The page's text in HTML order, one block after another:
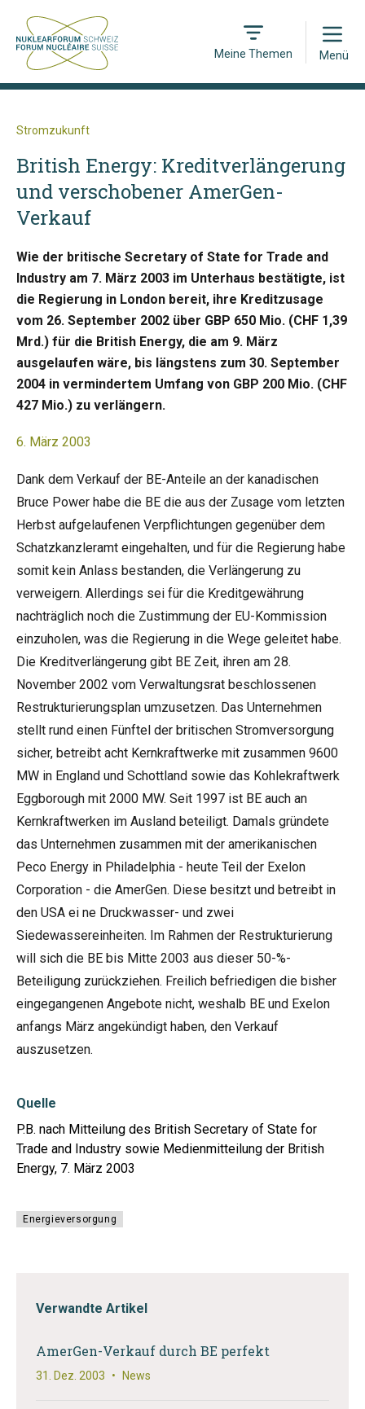
Meine Themen
Open
Menü
Stromzukunft
British Energy: Kreditverlängerung
und verschobener AmerGen-
Verkauf
Wie der britische Secretary of State for Trade and
Industry am 7. März 2003 im Unterhaus bestätigte, ist
die Regierung in London bereit, ihre Kreditzusage
vom 26. September 2002 über GBP 650 Mio. (CHF 1,39
Mrd.) für die British Energy, die am 9. März
ausgelaufen wäre, bis längstens zum 30. September
2004 in vermindertem Umfang von GBP 200 Mio. (CHF
427 Mio.) zu verlängern.
6. März 2003
Dank dem Verkauf der BE-Anteile an der kanadischen
Bruce Power habe die BE die aus der Zusage vom letzten
Herbst aufgelaufenen Verpflichtungen gegenüber dem
Schatzkanzleramt eingehalten, und für die Regierung habe
somit kein Anlass bestanden, die Verlängerung zu
verweigern. Allerdings sei für die Kreditgewährung
nachträglich noch die Zustimmung der EU-Kommission
einzuholen, was die Regierung in die Wege geleitet habe.
Die Kreditverlängerung gibt BE Zeit, ihren am 28.
November 2002 vom Verwaltungsrat beschlossenen
Restrukturierungsplan umzusetzen. Das Unternehmen
stellt rund einen Fünftel der britischen Stromversorgung
sicher, betreibt acht Kernkraftwerke mit zusammen 9600
MW in England und Schottland sowie das Kohlekraftwerk
Eggborough mit 2000 MW. Seit 1997 ist BE auch an
Kernkraftwerken im Ausland beteiligt. Damals gründete
das Unternehmen zusammen mit der amerikanischen
Peco Energy in Philadelphia - heute Teil der Exelon
Corporation - die AmerGen. Diese besitzt und betreibt in
den USA ei ne Druckwasser- und zwei
Siedewassereinheiten. Im Rahmen der Restrukturierung
will sich die BE bis Mitte 2003 aus dieser 50-%-
Beteiligung zurückziehen. Freilich befriedigen die bisher
eingegangenen Angebote nicht, weshalb BE und Exelon
anfangs März angekündigt haben, den Verkauf
auszusetzen.
Quelle
P.B. nach Mitteilung des British Secretary of State for
Trade and Industry sowie Medienmitteilung der British
Energy, 7. März 2003
Energieversorgung
Verwandte Artikel
AmerGen-Verkauf durch BE perfekt
31. Dez. 2003 • News